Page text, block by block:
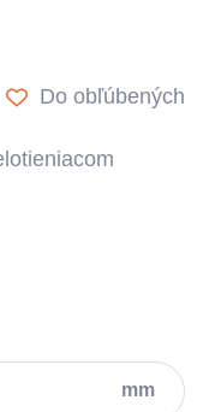
Do obľúbených
mm